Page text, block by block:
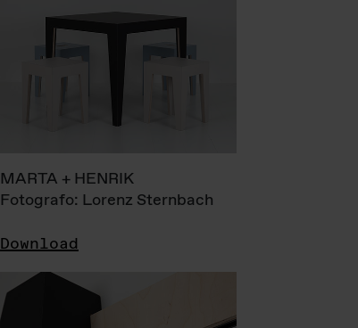
MARTA + HENRIK
Fotografo: Lorenz Sternbach
Download